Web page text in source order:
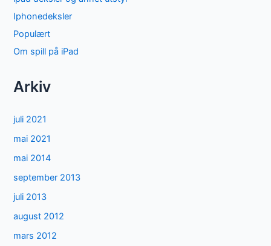
Iphonedeksler
Populært
Om spill på iPad
Arkiv
juli 2021
mai 2021
mai 2014
september 2013
juli 2013
august 2012
mars 2012